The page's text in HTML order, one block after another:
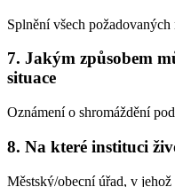
Splnění všech požadovaných
7. Jakým způsobem
situace
Oznámení o shromáždění
8. Na které instituci
Městský/obecní úřad, v